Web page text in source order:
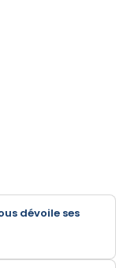
dévoile ses